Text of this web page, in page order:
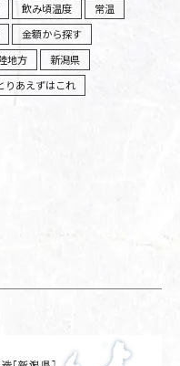
飲み頃温度
常温
金額から探す
地方
新潟県
りあえずはこれ